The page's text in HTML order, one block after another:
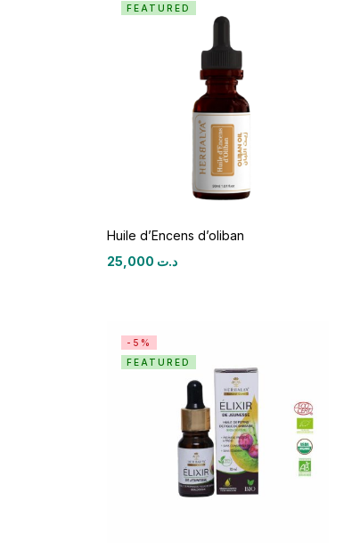
FEATURED
Huile d’Encens d’oliban
د.ت
-5%
FEATURED